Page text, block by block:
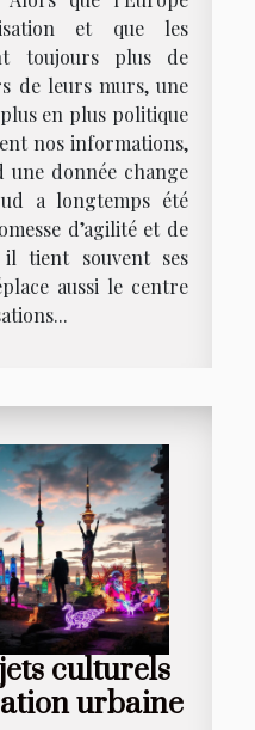
et que les
toujours plus de
de leurs murs, une
en plus politique
nos informations,
une donnée change
a longtemps été
d’agilité et de
tient souvent ses
aussi le centre
culturels
urbaine